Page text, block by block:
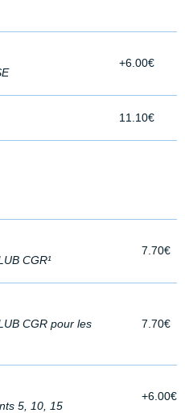
+6.00€
11.10€
CGR¹
7.70€
CGR pour les
7.70€
5, 10, 15
+6.00€